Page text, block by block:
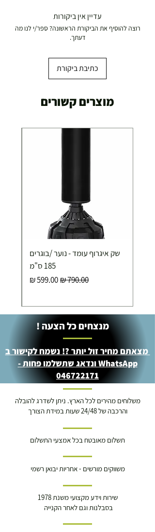
עדיין אין ביקורות
רוצה להוסיף את הביקורת הראשונה? ספר/י לנו מה
דעתך.
כתיבת ביקורת
מוצרים קשורים
שק איגרוף עומד - נוער /בוגרים
185 ס"מ
מחיר רגילמחיר מבצע
מנצחים כל הצעה !
מצאתם מחיר זול יותר ?! נשמח לקישור ב
WhatsApp ונדאג שתשלמו פחות -
046722171
משלוחים מהירים לכל הארץ. ניתן לשדרג להובלה
והרכבה של 24/48 שעות במידת הצורך
תשלום מאובטח בכל אמצעי התשלום
משווקים מורשים - אחריות יבואן רשמי
שירות וידע מקצועי משנת 1978
בסבלנות וגם לאחר הקנייה